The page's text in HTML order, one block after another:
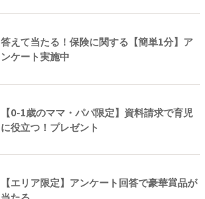
答えて当たる！保険に関する【簡単1分】ア
ンケート実施中
【0-1歳のママ・パパ限定】資料請求で育児
に役立つ！プレゼント
【エリア限定】アンケート回答で豪華賞品が